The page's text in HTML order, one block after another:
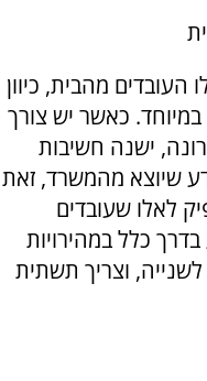
מהבית, כיוון
כאשר יש צורך
ישנה חשיבות
שיוצא מהמשרד, זאת
לאלו שעובדים
כלל במהירויות
200 מגה בייט לשנייה, וצריך תשתית